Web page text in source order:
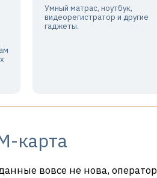
Умный матрас, ноутбук,
видеорегистратор и другие
гаджеты.
карта
вовсе не нова,